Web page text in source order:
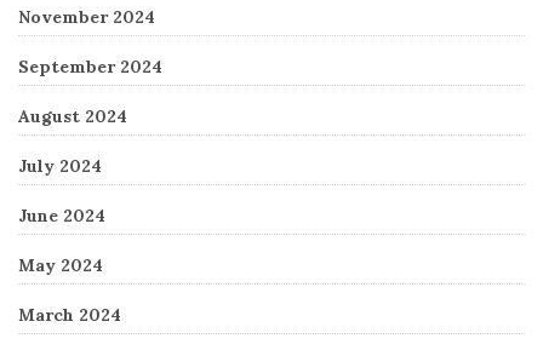
November 2024
September 2024
August 2024
July 2024
June 2024
May 2024
March 2024